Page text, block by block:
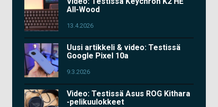
All-Wood
13.4.2026
Uusi artikkeli & video: Testissä
Google Pixel 10a
9.3.2026
Video: Testissä Asus ROG Kithara
-pelikuulokkeet